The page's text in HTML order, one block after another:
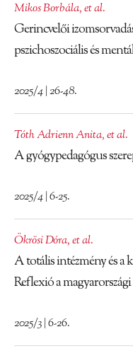
Mikos Borbála,et al.
Gerincvelői
pszichoszociális és
2025/4 | 26-48.
Tóth Adrienn Anita,et al.
A gyógypedagógus
2025/4 | 6-25.
Ökrösi Dóra,et al.
A totális intézmény és a
Reflexió a
2025/3 | 6-26.